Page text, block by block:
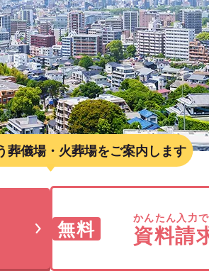
葬儀場・火葬場をご案内します
無料 かんたん入力
資料請